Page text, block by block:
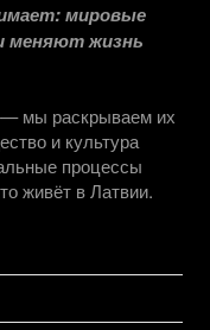
мировые
меняют жизнь
мы раскрываем их
и культура
процессы
живёт в Латвии.